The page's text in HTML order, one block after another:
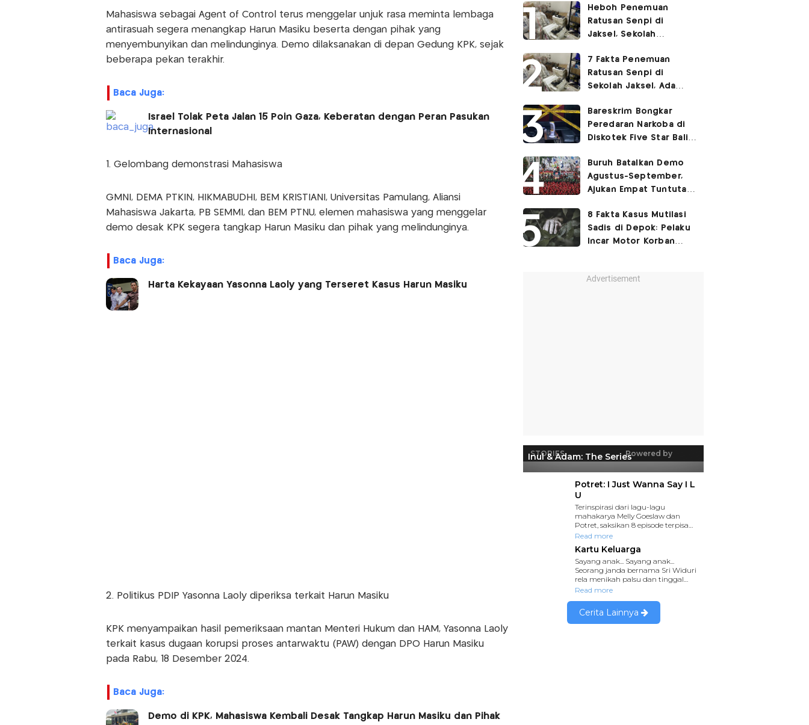
Mahasiswa sebagai Agent of Control terus menggelar unjuk rasa meminta lembaga
antirasuah segera menangkap Harun Masiku beserta dengan pihak yang
menyembunyikan dan melindunginya. Demo dilaksanakan di depan Gedung KPK, sejak
beberapa pekan terakhir.
Baca Juga:
Israel Tolak Peta Jalan 15 Poin Gaza, Keberatan dengan Peran Pasukan
Internasional
1. Gelombang demonstrasi Mahasiswa
GMNI, DEMA PTKIN, HIKMABUDHI, BEM KRISTIANI, Universitas Pamulang, Aliansi
Mahasiswa Jakarta, PB SEMMI, dan BEM PTNU, elemen mahasiswa yang menggelar
demo desak KPK segera tangkap Harun Masiku dan pihak yang melindunginya.
Baca Juga:
Harta Kekayaan Yasonna Laoly yang Terseret Kasus Harun Masiku
2. Politikus PDIP Yasonna Laoly diperiksa terkait Harun Masiku
KPK menyampaikan hasil pemeriksaan mantan Menteri Hukum dan HAM, Yasonna Laoly
terkait kasus dugaan korupsi proses antarwaktu (PAW) dengan DPO Harun Masiku
pada Rabu, 18 Desember 2024.
Baca Juga:
Demo di KPK, Mahasiswa Kembali Desak Tangkap Harun Masiku dan Pihak
Heboh Penemuan
Ratusan Senpi di
Jaksel, Sekolah
Kegiatan Eskul
Menembak
7 Fakta Penemuan
Ratusan Senpi di
Sekolah Jaksel, Ada
Ruang Bunker
Bareskrim Bongkar
Peredaran Narkoba di
Diskotek Five Star Bali,
Buruh Batalkan Demo
Agustus-September,
Ajukan Empat Tuntutan
8 Fakta Kasus Mutilasi
Sadis di Depok: Pelaku
Incar Motor Korban
Advertisement